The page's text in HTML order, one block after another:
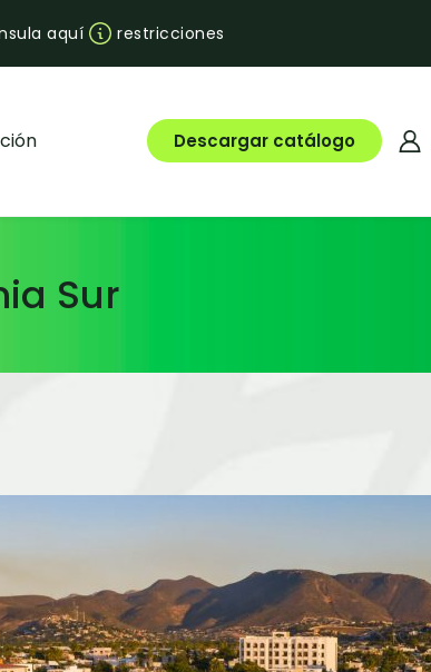
aquí restricciones
Descargar catálogo
Sur